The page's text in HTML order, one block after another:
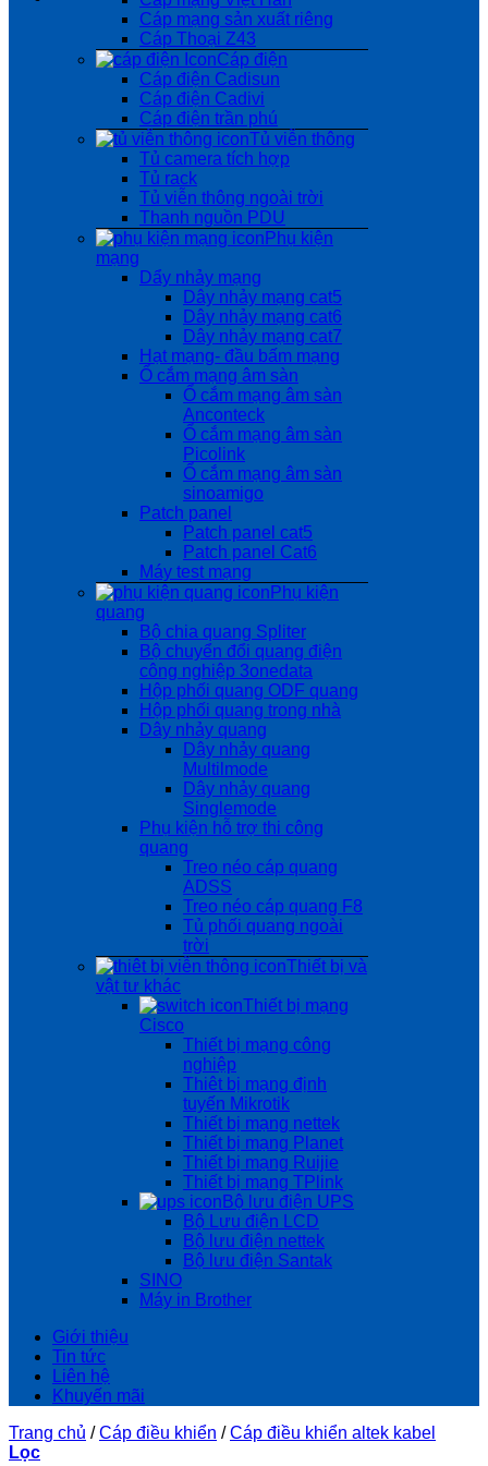
Cáp mạng sản xuất riêng
Cáp Thoại Z43
Cáp điện
Cáp điện Cadisun
Cáp điện Cadivi
Cáp điện trần phú
Tủ viễn thông
Tủ camera tích hợp
Tủ rack
Tủ viễn thông ngoài trời
Thanh nguồn PDU
Phụ kiện
mạng
Dẩy nhảy mạng
Dây nhảy mạng cat5
Dây nhảy mạng cat6
Dây nhảy mạng cat7
Hạt mạng- đầu bấm mạng
Ổ cắm mạng âm sàn
Ổ cắm mạng âm sàn
Anconteck
Ổ cắm mạng âm sàn
Picolink
Ổ cắm mạng âm sàn
sinoamigo
Patch panel
Patch panel cat5
Patch panel Cat6
Máy test mạng
Phụ kiện
quang
Bộ chia quang Spliter
Bộ chuyển đổi quang điện
công nghiệp 3onedata
Hộp phối quang ODF quang
Hộp phối quang trong nhà
Dây nhảy quang
Dây nhảy quang
Multilmode
Dây nhảy quang
Singlemode
Phụ kiện hỗ trợ thi công
quang
Treo néo cáp quang
ADSS
Treo néo cáp quang F8
Tủ phối quang ngoài
trời
Thiết bị và
vật tư khác
Thiết bị mạng
Cisco
Thiết bị mạng công
nghiệp
Thiêt bị mạng định
tuyến Mikrotik
Thiết bị mạng nettek
Thiết bị mạng Planet
Thiết bị mạng Ruijie
Thiết bị mạng TPlink
Bộ lưu điện UPS
Bộ Lưu điện LCD
Bộ lưu điện nettek
Bộ lưu điện Santak
SINO
Máy in Brother
Giới thiệu
Tin tức
Liên hệ
Khuyến mãi
Trang chủ / Cáp điều khiển / Cáp điều khiển altek kabel
Lọc